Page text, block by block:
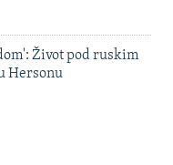
Život pod ruskim
Hersonu